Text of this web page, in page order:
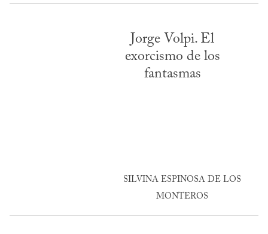
Jorge Volpi. El
exorcismo de los
fantasmas
SILVINA ESPINOSA DE LOS
MONTEROS